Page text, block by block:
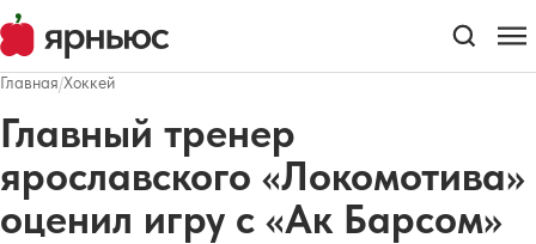
Главная/Хоккей
Главный тренер
ярославского «Локомотива»
оценил игру с «Ак Барсом»